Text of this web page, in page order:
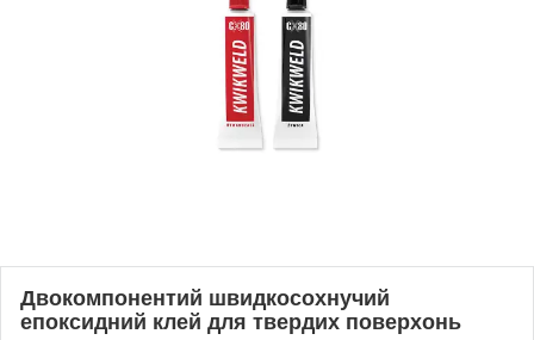
Двокомпонентий швидкосохнучий
епоксидний клей для твердих поверхонь